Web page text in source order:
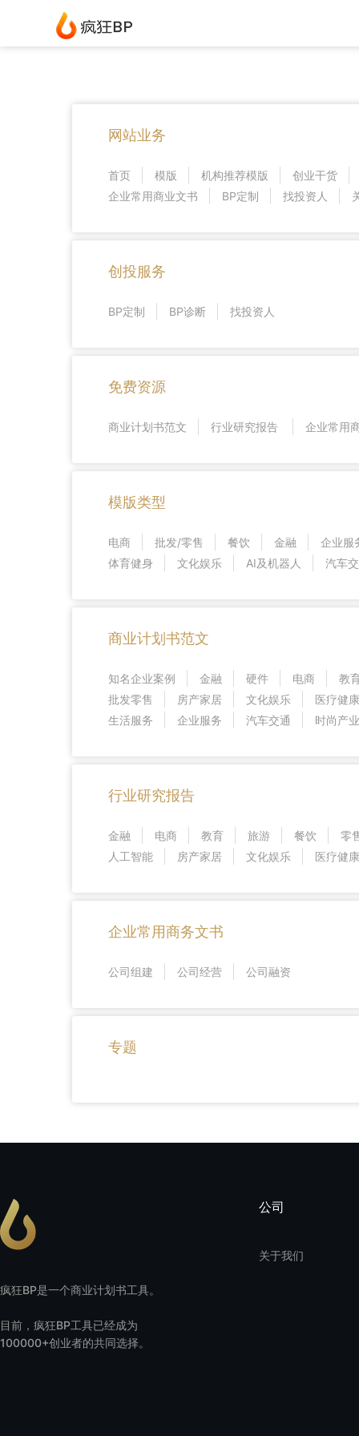
网站业务
首页 模版 机构推荐模版
创业干货
企业常用商业文书
BP定制 找投资人
创投服务
BP定制 BP诊断 找投资人
免费资源
商业计划书范文 行业研究报告 企业常用
模版类型
电商 批发/零售 餐饮 金融
企业服
体育健身
文化娱乐 AI及机器人 汽车
商业计划书范文
知名企业案例 金融 硬件 电商
教
批发零售
房产家居 文化娱乐
医疗健康
生活服务
企业服务 汽车交通 时尚产业
行业研究报告
金融 电商 教育 旅游 餐饮
零
人工智能
房产家居 文化娱乐 医疗健康
企业常用商务文书
公司组建 公司经营 公司融资
专题
疯狂BP是一个商业计划书工具。
目前，疯狂BP工具已经成为
100000+创业者的共同选择。
公司
关于我们